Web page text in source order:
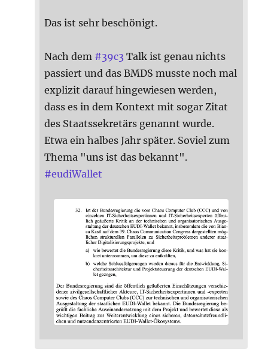
Das ist sehr beschönigt.
Nach dem #39c3 Talk ist genau nichts
passiert und das BMDS musste noch mal
explizit darauf hingewiesen werden,
dass es in dem Kontext mit sogar Zitat
des Staatssekretärs genannt wurde.
Etwa ein halbes Jahr später. Soviel zum
Thema "uns ist das bekannt".
#eudiWallet